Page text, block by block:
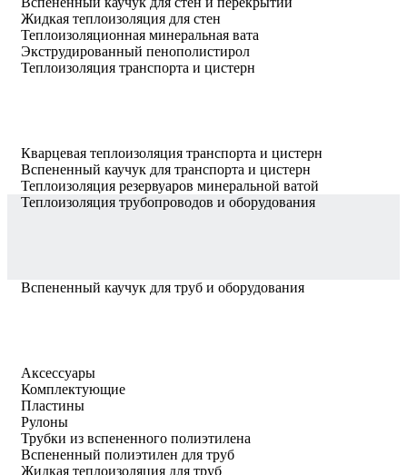
Жидкая теплоизоляция для стен
Теплоизоляционная минеральная вата
Экструдированный пенополистирол
Теплоизоляция транспорта и цистерн
Кварцевая теплоизоляция транспорта и цистерн
Вспененный каучук для транспорта и цистерн
Теплоизоляция резервуаров минеральной ватой
Теплоизоляция трубопроводов и оборудования
Вспененный каучук для труб и оборудования
Аксессуары
Комплектующие
Пластины
Рулоны
Трубки из вспененного полиэтилена
Вспененный полиэтилен для труб
Жидкая теплоизоляция для труб